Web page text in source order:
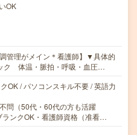
OK
管理がメイン＊看護師】▼具体的
ク 体温・脈拍・呼吸・血圧…
OK / パソコンスキル不要 / 英語力
問（50代・60代の方も活躍
ランクOK・看護師資格（准看…